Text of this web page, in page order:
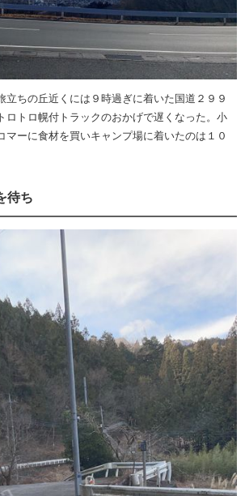
立ちの丘近くには９時過ぎに着いた国道２９９
ロトロ幌付トラックのおかげで遅くなった。小
マーに食材を買いキャンプ場に着いたのは１０
待ち